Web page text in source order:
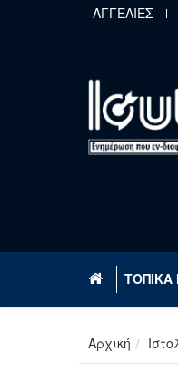
Παράκαμψη προς το
ΑΓΓΕΛΙΕΣ
ΤΟΠΙΚΑ
Αρχική